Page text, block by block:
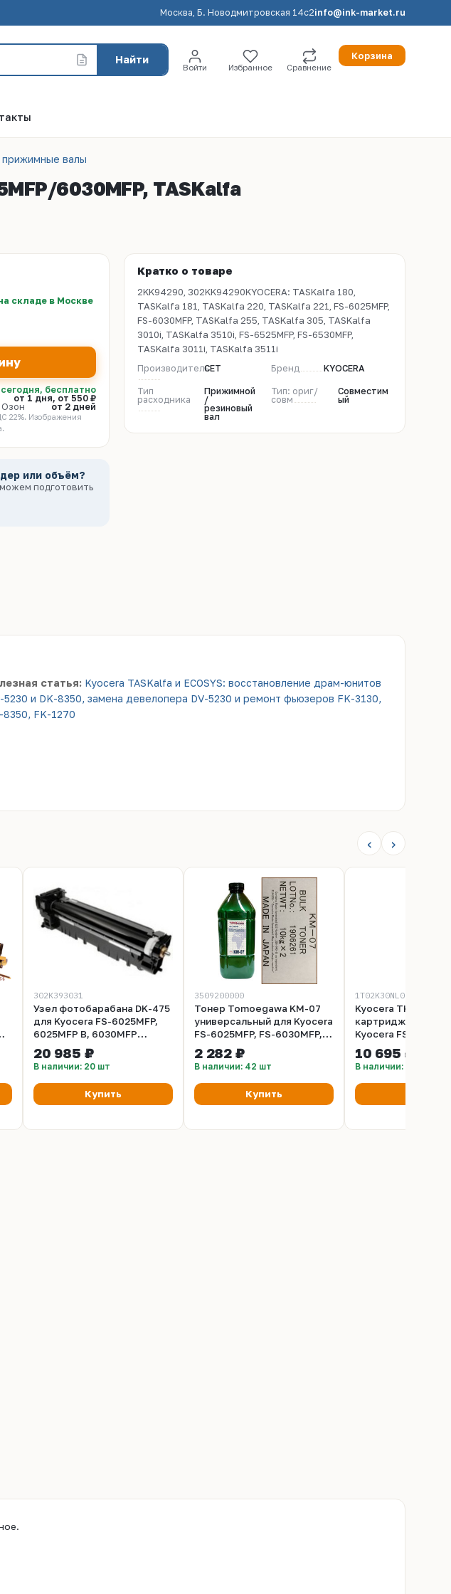
Москва, Б. Новодмитровская 14с2info@ink-market.ru
Найти
Войти Избранное Сравнение
Корзина
валы
6030MFP, TASKalfa
складе в Москве
сегодня, бесплатно
от 1 дня, от 550 ₽
от 2 дней
22%. Изображения
или объём?
подготовить
Кратко о товаре
2KK94290, 302KK94290KYOCERA: TASKalfa 180,
TASKalfa 181, TASKalfa 220, TASKalfa 221, FS-6025MFP,
FS-6030MFP, TASKalfa 255, TASKalfa 305, TASKalfa
3010i, TASKalfa 3510i, FS-6525MFP, FS-6530MFP,
TASKalfa 3011i, TASKalfa 3511i
ПроизводительCET Бренд KYOCERA
Тип
расходника
Прижимной
/
резиновый
вал
Тип: ориг/
совм
Совместим
ый
статья: Kyocera TASKalfa и ECOSYS: восстановление драм-юнитов
5230 и DK-8350, замена девелопера DV-5230 и ремонт фьюзеров FK-3130,
8350, FK-1270
‹ ›
302K393031
Узел фотобарабана DK-475
для Kyocera FS-6025MFP,
6025MFP B, 6030MFP
(302K393031)
20 985 ₽
В наличии: 20 шт
Купить
3509200000
Тонер Tomoegawa KM-07
универсальный для Kyocera
FS-6025MFP, FS-6030MFP,
FS-6525MFP, FS-6530MFP -
900 гр
2 282 ₽
В наличии: 42 шт
Купить
1T02K30NL0
Kyocera TK-475 -
картридж для
Kyocera FS-
6025MFP/B, FS-
FS-6525MFP, FS-
Ресурс 15000
10 695 ₽
В наличии: 11 шт